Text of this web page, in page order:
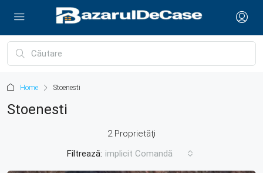
Home Stoenesti
Stoenesti
2 Proprietăţi
Filtrează: implicit Comandă